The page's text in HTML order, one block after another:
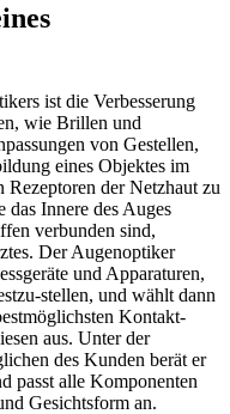
ist die Verbesserung
wie Brillen und
von Gestellen,
eines Objektes im
Rezeptoren der Netzhaut zu
das Innere des Auges
verbunden sind,
Der Augenoptiker
und Apparaturen,
stellen, und wählt dann
Kontakt-
aus. Unter der
des Kunden berät er
passt alle Komponenten
Gesichtsform an.